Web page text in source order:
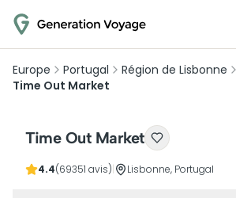
Europe Portugal Région de Lisbonne
Time Out Market
Time Out Market
4.4(69351 avis) Lisbonne, Portugal